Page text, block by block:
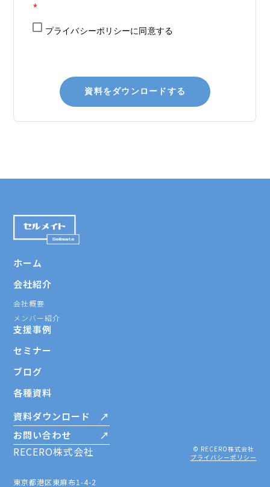
RECERO株式会社
東京都港区東麻布1-4-2
© RECERO株式会社
プライバシーポリシー
ホーム
会社紹介
会社概要
メンバー紹介
支援事例
セミナー
ブログ
各種資料
資料ダウンロード
お問い合わせ